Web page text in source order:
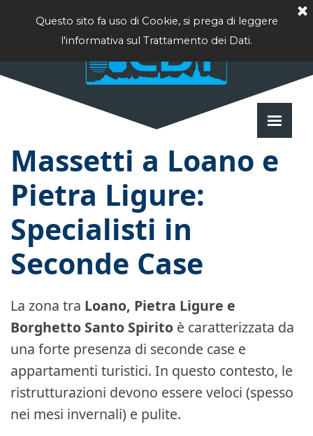
Questo sito fa uso di Cookie, si prega di leggere
l'informativa sul Trattamento dei Dati.
Massetti a Loano e
Pietra Ligure:
Specialisti in
Seconde Case
La zona tra Loano, Pietra Ligure e
Borghetto Santo Spirito è caratterizzata da
una forte presenza di seconde case e
appartamenti turistici. In questo contesto, le
ristrutturazioni devono essere veloci (spesso
nei mesi invernali) e pulite.